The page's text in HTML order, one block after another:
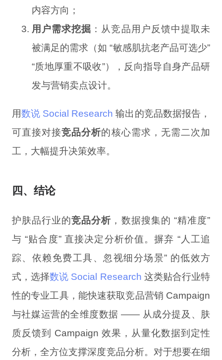
内容方向；
用户需求挖掘 ：从竞品用户反馈中提取未
被满足的需求（如 “敏感肌抗老产品可选少”
“质地厚重不吸收”），反向指导自身产品研
发与营销卖点设计。
用数说 Social Research输出的竞品数据报告，
可直接对接竞品分析的核心需求，无需二次加
工，大幅提升决策效率。
四、结论
护肤品行业的竞品分析 ，数据搜集的 “精准度”
与 “贴合度” 直接决定分析价值。摒弃 “人工追
踪、依赖免费工具、忽视细分场景” 的低效方
式，选择数说 Social Research 这类贴合行业特
性的专业工具，能快速获取竞品营销 Campaign
与社媒运营的全维度数据 —— 从成分提及、肤
质反馈到 Campaign 效果，从量化数据到定性
分析，全方位支撑深度竞品分析。对于想要在细